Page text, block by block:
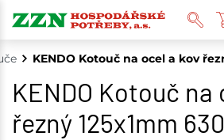
KENDO Kotouč na ocel a kov
KENDO Kotouč na
řezný 125x1mm